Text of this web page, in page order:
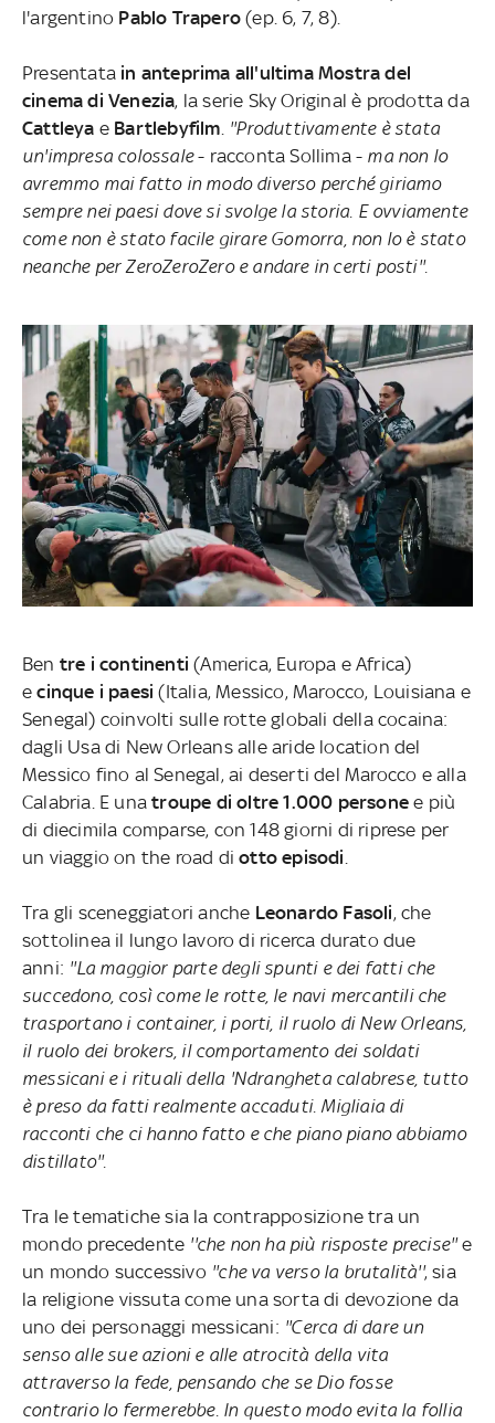
l'argentino Pablo Trapero (ep. 6, 7, 8).
Presentata in anteprima all'ultima Mostra del
cinema di Venezia, la serie Sky Original è prodotta da
Cattleya e Bartlebyfilm ''Produttivamente è stata
un'impresa colossale- racconta Sollima - ma non lo
avremmo mai fatto in modo diverso perché giriamo
sempre nei paesi dove si svolge la storia. E ovviamente
come non è stato facile girare Gomorra, non lo è stato
neanche per ZeroZeroZero e andare in certi posti''.
Ben tre i continenti (America, Europa e Africa)
ecinque i paesi (Italia, Messico, Marocco, Louisiana e
Senegal) coinvolti sulle rotte globali della cocaina:
dagli Usa di New Orleans alle aride location del
Messico fino al Senegal, ai deserti del Marocco e alla
Calabria. E unatroupe di oltre 1.000 personee più
di diecimila comparse, con 148 giorni di riprese per
un viaggio on the road di otto episodi.
Tra gli sceneggiatori anche Leonardo Fasoli, che
sottolinea il lungo lavoro di ricerca durato due
anni: ''La maggior parte degli spunti e dei fatti che
succedono, così come le rotte, le navi mercantili che
trasportano i container, i porti, il ruolo di New Orleans,
il ruolo dei brokers, il comportamento dei soldati
messicani e i rituali della 'Ndrangheta calabrese, tutto
è preso da fatti realmente accaduti. Migliaia di
racconti che ci hanno fatto e che piano piano abbiamo
distillato''.
Tra le tematiche sia la contrapposizione tra un
mondo precedente ''che non ha più risposte precise''e
un mondo successivo ''che va verso la brutalità'', sia
la religione vissuta come una sorta di devozione da
uno dei personaggi messicani: ''Cerca di dare un
senso alle sue azioni e alle atrocità della vita
attraverso la fede, pensando che se Dio fosse
contrario lo fermerebbe. In questo modo evita la follia